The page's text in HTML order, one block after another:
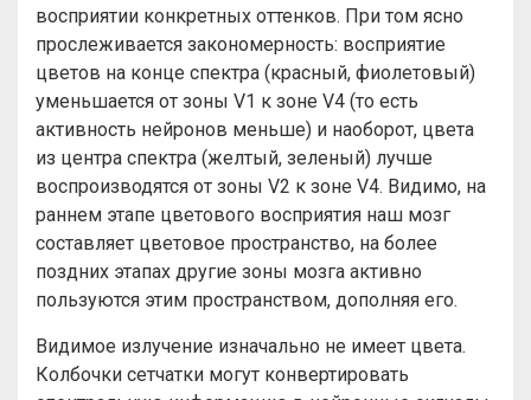
восприятии конкретных оттенков. При том ясно
прослеживается закономерность: восприятие
цветов на конце спектра (красный, фиолетовый)
уменьшается от зоны V1 к зоне V4 (то есть
активность нейронов меньше) и наоборот, цвета
из центра спектра (желтый, зеленый) лучше
воспроизводятся от зоны V2 к зоне V4. Видимо, на
раннем этапе цветового восприятия наш мозг
составляет цветовое пространство, на более
поздних этапах другие зоны мозга активно
пользуются этим пространством, дополняя его.
Видимое излучение изначально не имеет цвета.
Колбочки сетчатки могут конвертировать